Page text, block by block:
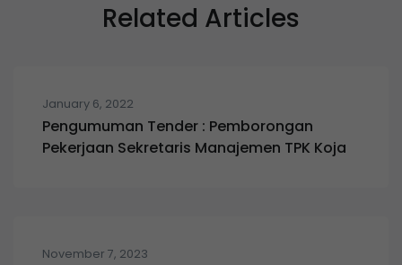
Related Articles
January 6, 2022
Pengumuman Tender : Pemborongan
Pekerjaan Sekretaris Manajemen TPK Koja
November 7, 2023